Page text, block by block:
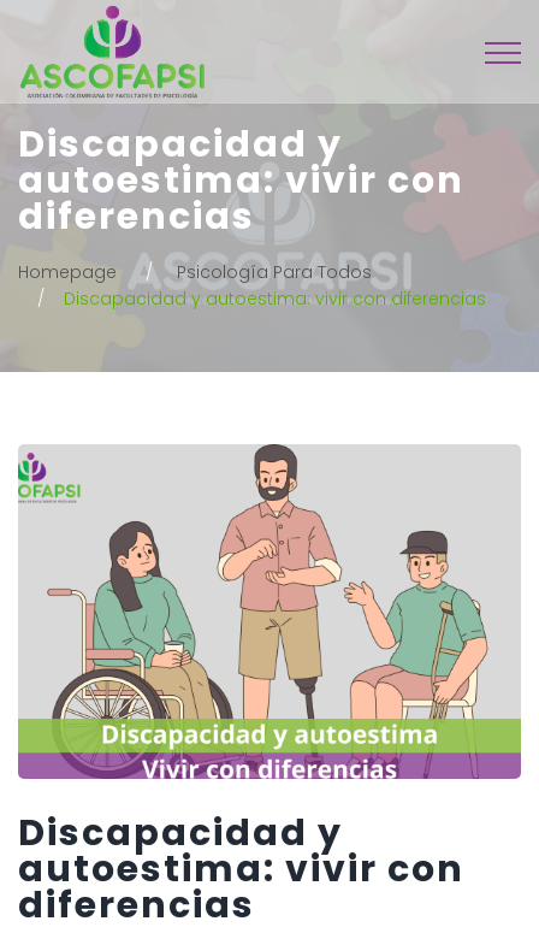
Discapacidad y
autoestima: vivir con
diferencias
Homepage
Psicología Para Todos
Discapacidad y autoestima: vivir con diferencias
Discapacidad y
autoestima: vivir con
diferencias